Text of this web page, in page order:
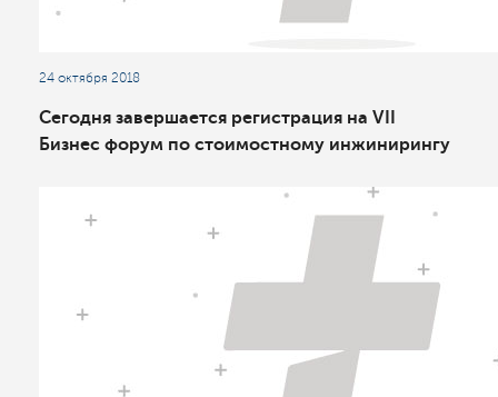
24 октября 2018
Сегодня завершается регистрация на VII
Бизнес форум по стоимостному инжинирингу